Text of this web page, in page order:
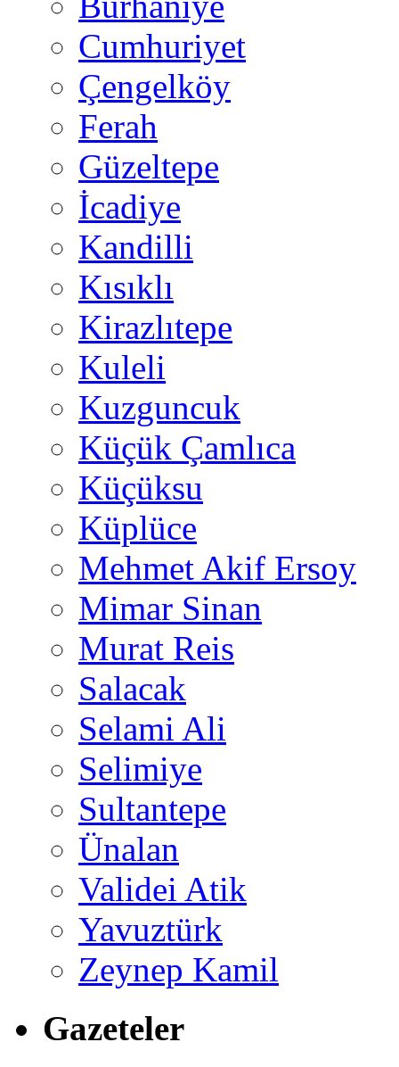
Cumhuriyet
Çengelköy
Ferah
Güzeltepe
İcadiye
Kandilli
Kısıklı
Kirazlıtepe
Kuleli
Kuzguncuk
Küçük Çamlıca
Küçüksu
Küplüce
Mehmet Akif Ersoy
Mimar Sinan
Murat Reis
Salacak
Selami Ali
Selimiye
Sultantepe
Ünalan
Validei Atik
Yavuztürk
Zeynep Kamil
Gazeteler